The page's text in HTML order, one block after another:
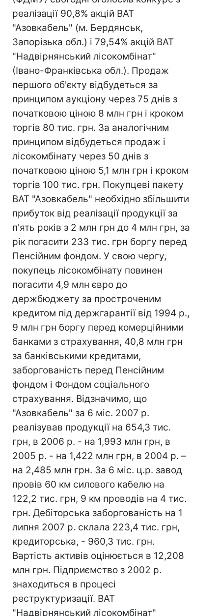
реалізації 90,8% акцій ВАТ
"Азовкабель" (м. Бердянськ,
Запорізька обл.) і 79,54% акцій ВАТ
"Надвірнянський лісокомбінат"
(Івано-Франківська обл.). Продаж
першого об'єкту відбудеться за
принципом аукціону через 75 днів з
початковою ціною 8 млн грн і кроком
торгів 80 тис. грн. За аналогічним
принципом відбудеться продаж і
лісокомбінату через 50 днів з
початковою ціною 5,1 млн грн і кроком
торгів 100 тис. грн. Покупцеві пакету
ВАТ "Азовкабель" необхідно збільшити
прибуток від реалізації продукції за
п'ять років з 2 млн грн до 4 млн грн, за
рік погасити 233 тис. грн боргу перед
Пенсійним фондом. У свою чергу,
покупець лісокомбінату повинен
погасити 4,9 млн євро до
держбюджету за простроченим
кредитом під держгарантії від 1994 р.,
9 млн грн боргу перед комерційними
банками з страхування, 40,8 млн грн
за банківськими кредитами,
заборгованість перед Пенсійним
фондом і Фондом соціального
страхування. Відзначимо, що
"Азовкабель" за 6 міс. 2007 р.
реалізував продукції на 654,3 тис.
грн, в 2006 р. - на 1,993 млн грн, в
2005 р. - на 1,422 млн грн, в 2004 р. –
на 2,485 млн грн. За 6 міс. ц.р. завод
провів 60 км силового кабелю на
122,2 тис. грн, 9 км проводів на 4 тис.
грн. Дебіторська заборгованість на 1
липня 2007 р. склала 223,4 тис. грн,
кредиторська, - 960,3 тис. грн.
Вартість активів оцінюється в 12,208
млн грн. Підприємство з 2002 р.
знаходиться в процесі
реструктуризації. ВАТ
"Надвірнянський лісокомбінат"